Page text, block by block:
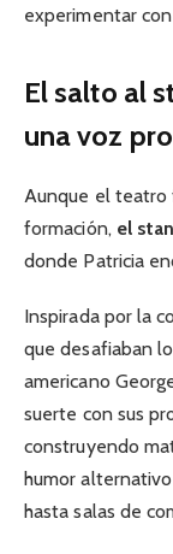
experimentar
El salto al
una voz
Aunque el teatro
formación, el
donde Patricia
Inspirada por la
que desafiaban
americano
suerte con sus
construyendo
humor
hasta salas de